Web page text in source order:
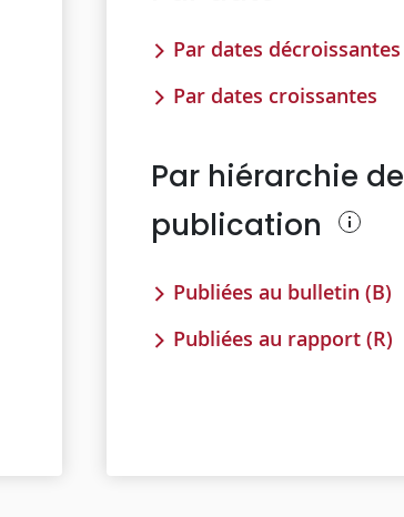
Par dates décroissantes
Par dates croissantes
Par hiérarchie de
publication
Publiées au bulletin (B)
Publiées au rapport (R)